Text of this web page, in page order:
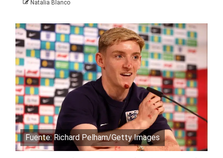
Natalia Blanco
Fuente: Richard Pelham/Getty Images